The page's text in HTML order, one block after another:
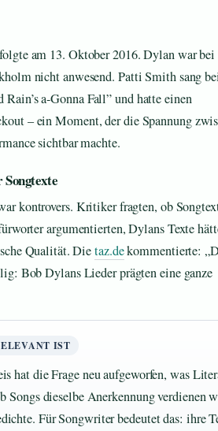
am 13. Oktober 2016. Dylan war bei
nicht anwesend. Patti Smith sang
a-Gonna Fall” und hatte einen
– ein Moment, der die Spannung
sichtbar machte.
kontrovers. Kritiker fragten, ob
argumentierten, Dylans Texte
Qualität. Dietaz.dekommentierte:
Bob Dylans Lieder prägten eine ganze
IST
hat die Frage neu aufgeworfen, was
Songs dieselbe Anerkennung verdienen
Für Songwriter bedeutet das: ihre